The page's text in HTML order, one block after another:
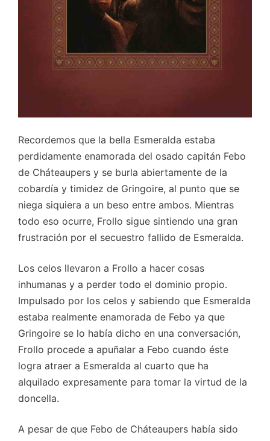
Recordemos que la bella Esmeralda estaba
perdidamente enamorada del osado capitán Febo
de Cháteaupers y se burla abiertamente de la
cobardía y timidez de Gringoire, al punto que se
niega siquiera a un beso entre ambos. Mientras
todo eso ocurre, Frollo sigue sintiendo una gran
frustración por el secuestro fallido de Esmeralda.
Los celos llevaron a Frollo a hacer cosas
inhumanas y a perder todo el dominio propio.
Impulsado por los celos y sabiendo que Esmeralda
estaba realmente enamorada de Febo ya que
Gringoire se lo había dicho en una conversación,
Frollo procede a apuñalar a Febo cuando éste
logra atraer a Esmeralda al cuarto que ha
alquilado expresamente para tomar la virtud de la
doncella.
A pesar de que Febo de Cháteaupers había sido